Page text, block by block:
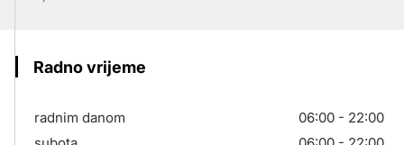
Radno vrijeme
radnim danom
06:00 - 22:00